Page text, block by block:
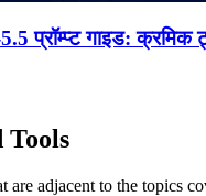
प्रॉम्प्ट गाइड: क्रमिक
Tools
are adjacent to the topics